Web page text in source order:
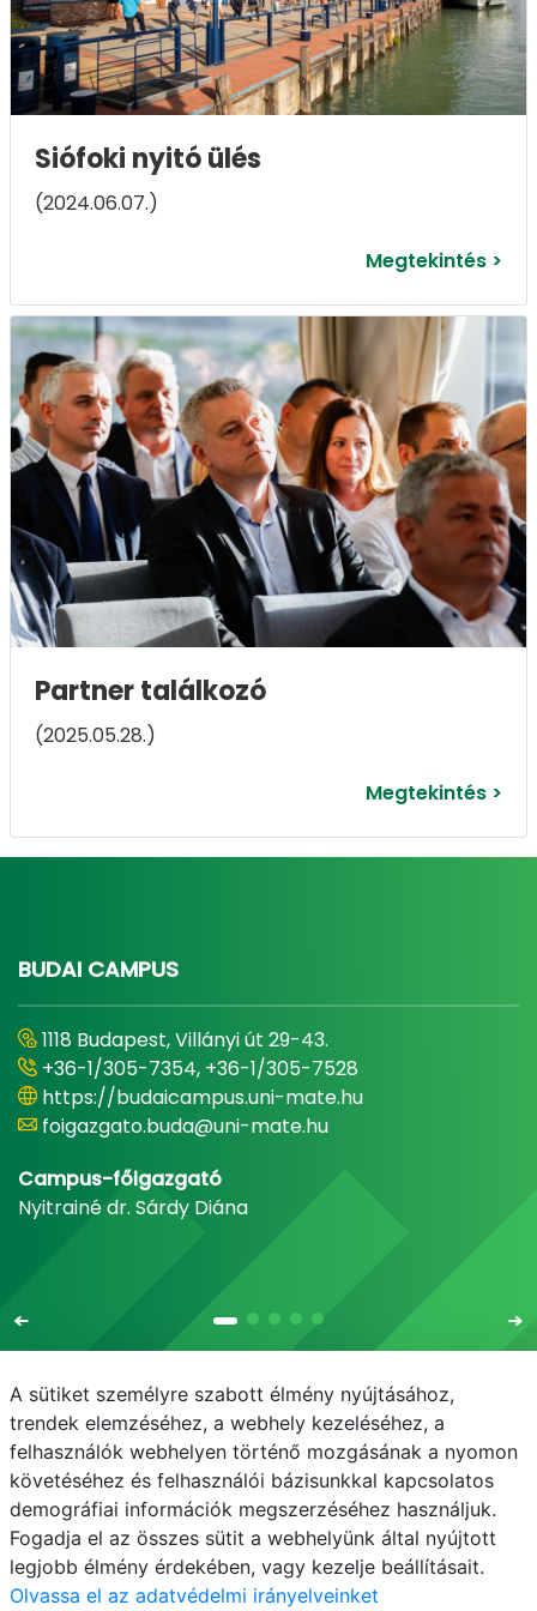
Siófoki nyitó ülés
(2024.06.07.)
Megtekintés >
Partner találkozó
(2025.05.28.)
Megtekintés >
BUDAI CAMPUS
1118 Budapest, Villányi út 29-43.
+36-1/305-7354, +36-1/305-7528
https://budaicampus.uni-mate.hu
foigazgato.buda@uni-mate.hu
Campus-főigazgató
Nyitrainé dr. Sárdy Diána
E-mail Telefonkönyv NEPTUN
E-learning
Adatvédelem
A sütiket személyre szabott élmény nyújtásához,
trendek elemzéséhez, a webhely kezeléséhez, a
felhasználók webhelyen történő mozgásának a nyomon
követéséhez és felhasználói bázisunkkal kapcsolatos
demográfiai információk megszerzéséhez használjuk.
Fogadja el az összes sütit a webhelyünk által nyújtott
legjobb élmény érdekében, vagy kezelje beállításait.
Olvassa el az adatvédelmi irányelveinket